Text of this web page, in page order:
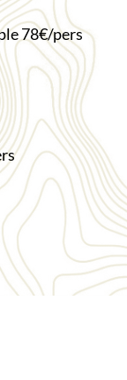
78€/pers